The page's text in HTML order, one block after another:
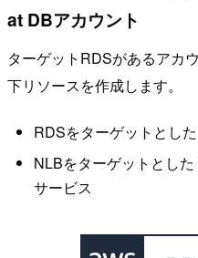
at DBアカウント
ターゲットRDSがあるアカ
下リソースを作成します。
RDSをターゲットとし
NLBをターゲットとし
サービス